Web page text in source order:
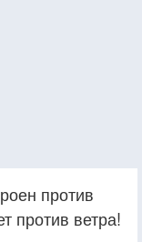
против
против ветра!